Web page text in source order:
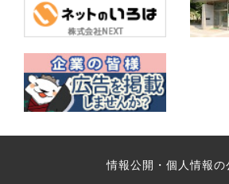
情報公開・個人情報の